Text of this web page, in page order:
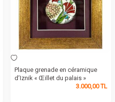
Plaque grenade en céramique
d’Iznik « Œillet du palais »
3.000,00TL